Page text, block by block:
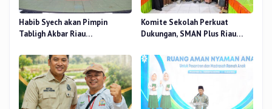
Habib Syech akan Pimpin
Tabligh Akbar Riau
Nur, Besok
Komite Sekolah Perkuat
Dukungan, SMAN Plus Riau
Pendidikan